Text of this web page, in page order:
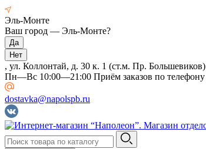
Эль-Монте
Ваш город — Эль-Монте?
, ул. Коллонтай, д. 30 к. 1 (ст.м. Пр. Большевиков)
Пн—Вс 10:00—21:00 Приём заказов по телефону
dostavka@napolspb.ru